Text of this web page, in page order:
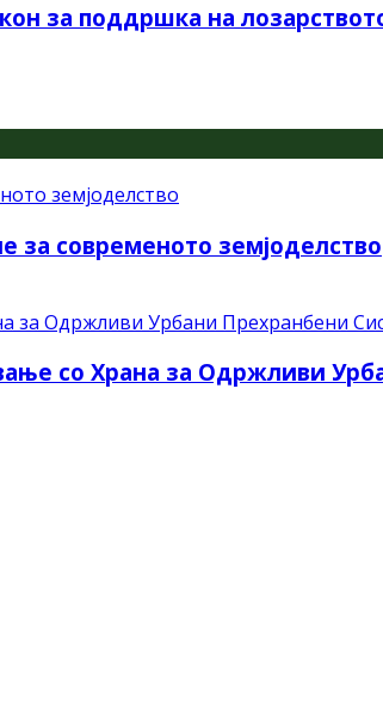
за поддршка на
современото земјоделство
со Храна за Одржливи